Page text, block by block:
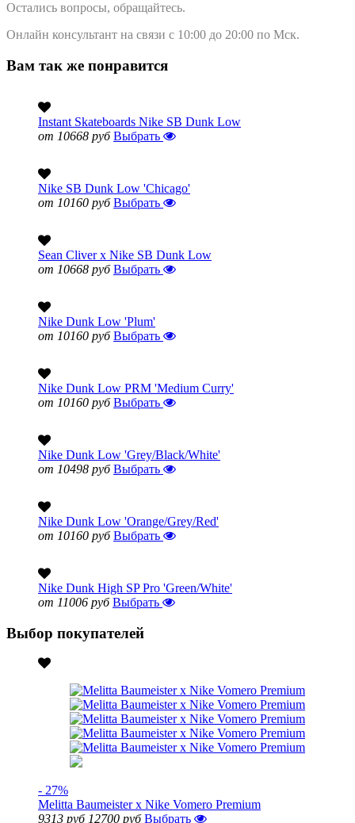
Остались вопросы, обращайтесь.
Онлайн консультант на связи с 10:00 до 20:00 по Мск.
Вам так же понравится
Instant Skateboards Nike SB Dunk Low
от 10668 руб Выбрать
Nike SB Dunk Low 'Chicago'
от 10160 руб Выбрать
Sean Cliver x Nike SB Dunk Low
от 10668 руб Выбрать
Nike Dunk Low 'Plum'
от 10160 руб Выбрать
Nike Dunk Low PRM 'Medium Curry'
от 10160 руб Выбрать
Nike Dunk Low 'Grey/Black/White'
от 10498 руб Выбрать
Nike Dunk Low 'Orange/Grey/Red'
от 10160 руб Выбрать
Nike Dunk High SP Pro 'Green/White'
от 11006 руб Выбрать
Выбор покупателей
- 27%
Melitta Baumeister x Nike Vomero Premium
9313 руб 12700 руб Выбрать